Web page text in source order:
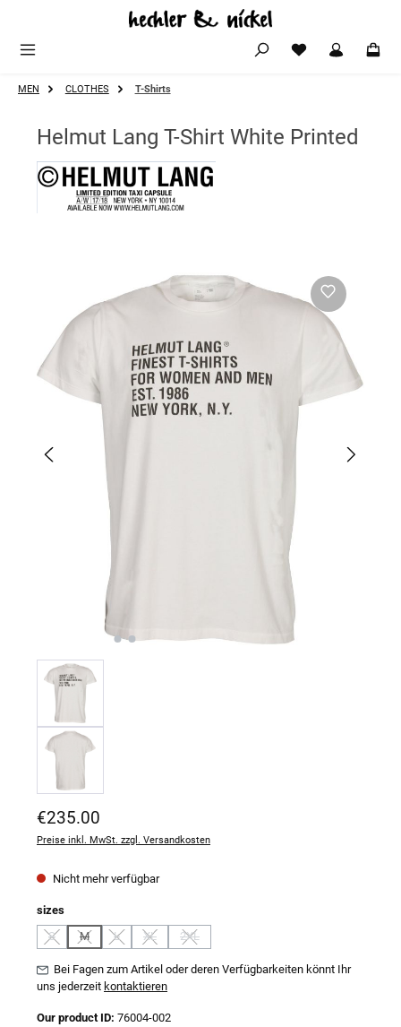
Zum Hauptinhalt springen
MEN CLOTHES T-Shirts
Helmut Lang T-Shirt White Printed
Regulärer Preis:
€235.00
Preise inkl. MwSt. zzgl. Versandkosten
Nicht mehr verfügbar
sizesauswählen
S
(Diese Option ist zurzeit nicht verfügbar.)
M
(Diese Option ist zurzeit nicht verfügbar.)
L
(Diese Option ist zurzeit nicht verfügbar.)
XL
(Diese Option ist zurzeit nicht verfügbar.)
2XL
(Diese Option ist zurzeit nicht verfügbar.)
Bei Fagen zum Artikel oder deren Verfügbarkeiten könnt Ihr
uns jederzeit kontaktieren
Our product ID: 76004-002